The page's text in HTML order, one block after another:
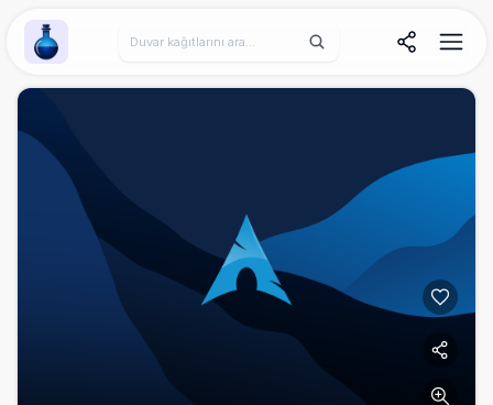
Wallpaper Alchemy